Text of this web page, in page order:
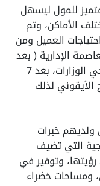
للمول ليسهل
الأماكن، وتم
العميل ومن
الإدارية ( بعد
مول Mizar Elite حوالي 7 دقائق عن حي الوزارات، بعد 7
لذلك
خبرات
التي تضيف
وتوفير في
ومساحات خضراء